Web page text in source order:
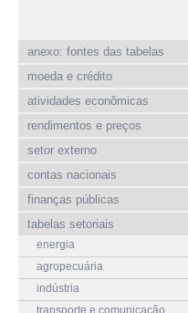
anexo: fontes das tabelas
moeda e crédito
atividades econômicas
rendimentos e preços
setor externo
contas nacionais
finanças públicas
tabelas setoriais
energia
agropecuária
indústria
transporte e comunicação